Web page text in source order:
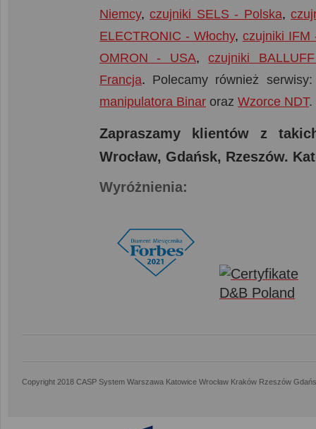
Niemcy,czujniki SELS - Polska,
ELECTRONIC - Włochy, czujniki IFM
OMRON - USA,czujniki
Francja. Polecamy również
manipulatora Binar oraz Wzorce NDT.
Zapraszamy klientów z
Wrocław, Gdańsk, Rzeszów.
Wyróżnienia:
Copyright 2018 CASP System Warszawa Katowice Wrocław Kraków Rzeszów